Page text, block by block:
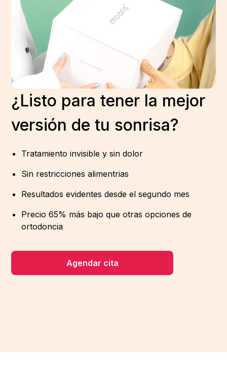
¿Listo para tener la mejor
versión de tu sonrisa?
Tratamiento invisible y sin dolor
Sin restricciones alimentrias
Resultados evidentes desde el segundo mes
Precio 65% más bajo que otras opciones de
ortodoncia
Agendar cita